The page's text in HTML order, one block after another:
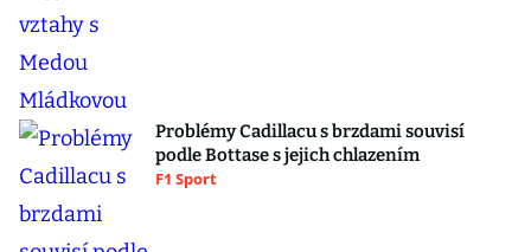
Problémy Cadillacu s brzdami souvisí
podle Bottase s jejich chlazením
F1 Sport